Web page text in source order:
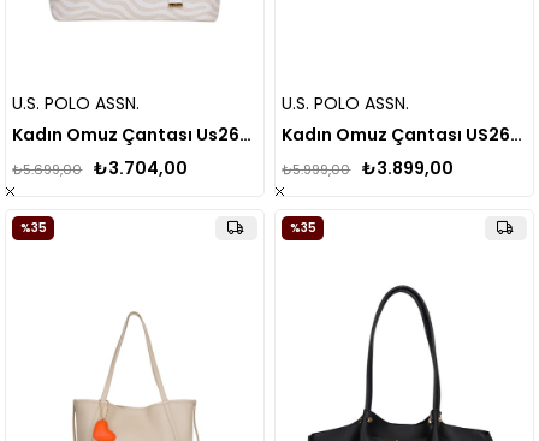
U.S. POLO ASSN.
Kadın Omuz Çantası Us26170
₺3.704,00
₺5.699,00
U.S. POLO ASSN.
Kadın Omuz Çantası US26180
₺3.899,00
₺5.999,00
%35 %35